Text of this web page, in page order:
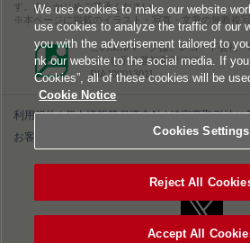
す。あらかじめご了承ください。
本ページに掲載のイラスト・写真・文章の無断複
このエルマークは、レコード会社
ンツを示す登録商標です。
RIAJ00013011
利用規約|個人情報等保護方針|特定商取引法に
お客様情報の外部送信について|Cookies Settings
We use cookies to make our website
use cookies to analyze the traffic of our
you with the advertisement tailored to
nk our website to the social media. If you
Cookies”, all of these cookies will be
Cookie Notice
Cookies Settings
Reject All
Accept All